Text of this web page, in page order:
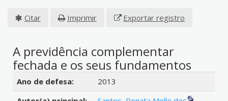
Citar Imprimir Exportar registro
A previdência complementar
fechada e os seus fundamentos
Detalhes bibliográficos
Ano de defesa:
2013